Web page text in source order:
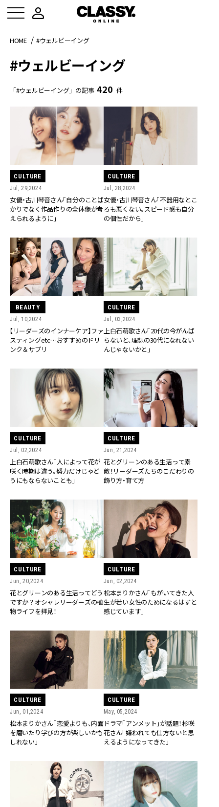
HOME #ウェルビーイング
#ウェルビーイング
「#ウェルビーイング」の記事 420 件
CULTURE
Jul, 29,2024
女優・古川琴音さん「自分のことば
かりでなく作品作りの全体像が考
えられるように」
CULTURE
Jul, 28,2024
女優・古川琴音さん「不器用なとこ
ろも悪くない。スピード感も自分
の個性だから」
BEAUTY
Jul, 10,2024
【リーダーズのインナーケア】ファ
スティングetc…おすすめのドリ
ンク＆サプリ
CULTURE
Jul, 03,2024
上白石萌歌さん「20代の今がんば
らないと、理想の30代になれない
んじゃないかと」
CULTURE
Jul, 02,2024
上白石萌歌さん「人によって花が
咲く時期は違う。努力だけじゃど
うにもならないことも」
CULTURE
Jun, 21,2024
花とグリーンのある生活って素
敵！リーダーズたちのこだわりの
飾り方・育て方
CULTURE
Jun, 20,2024
花とグリーンのある生活ってどう
ですか？オシャレリーダーズの植
物ライフを拝見！
CULTURE
Jun, 02,2024
松本まりかさん「もがいてきた人
生が若い女性のためになるはずと
感じています」
CULTURE
Jun, 01,2024
松本まりかさん「恋愛よりも、内面
を磨いたり学びの方が楽しいかも
しれない」
CULTURE
May, 05,2024
ドラマ「アンメット」が話題！杉咲
花さん「嫌われても仕方ないと思
えるようになってきた」